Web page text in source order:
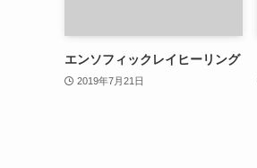
エンソフィックレイヒーリング
2019年7月21日